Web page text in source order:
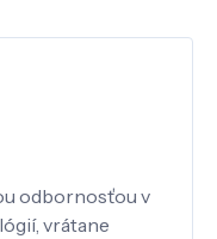
odbornosťou v
vrátane